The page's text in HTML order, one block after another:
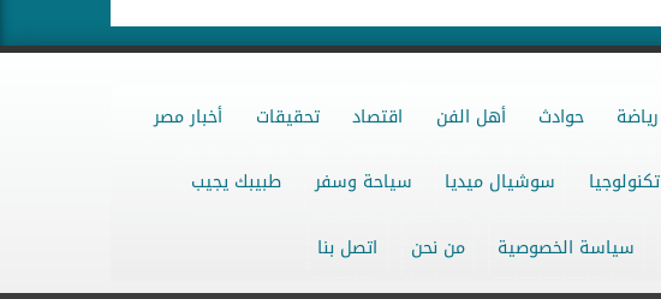
رياضة حوادث أهل الفن اقتصاد تحقيقات أخبار مصر
تكنولوجيا سوشيال ميديا سياحة وسفر طبيبك يجيب
سياسة الخصوصية من نحن اتصل بنا